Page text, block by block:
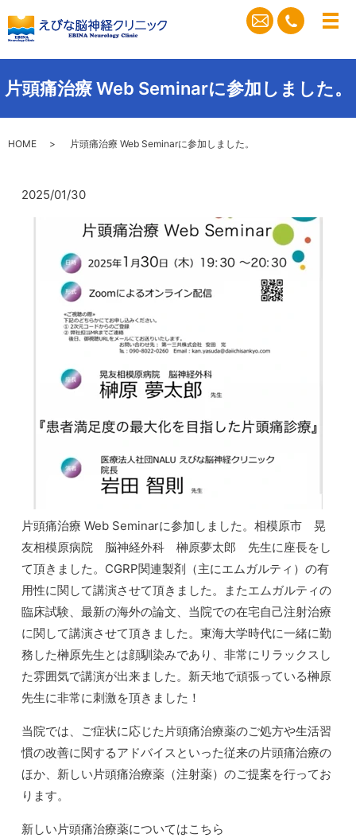
メ
片頭痛治療 Web Seminarに参加しました。
HOME 片頭痛治療 Web Seminarに参加しました。
2025/01/30
片頭痛治療 Web Seminarに参加しました。相模原市 晃
友相模原病院 脳神経外科 榊原夢太郎 先生に座長をし
て頂きました。CGRP関連製剤（主にエムガルティ）の有
用性に関して講演させて頂きました。またエムガルティの
臨床試験、最新の海外の論文、当院での在宅自己注射治療
に関して講演させて頂きました。東海大学時代に一緒に勤
務した榊原先生とは顔馴染みであり、非常にリラックスし
た雰囲気で講演が出来ました。新天地で頑張っている榊原
先生に非常に刺激を頂きました！
当院では、ご症状に応じた片頭痛治療薬のご処方や生活習
慣の改善に関するアドバイスといった従来の片頭痛治療の
ほか、新しい片頭痛治療薬（注射薬）のご提案を行ってお
ります。
新しい片頭痛治療薬についてはこちら